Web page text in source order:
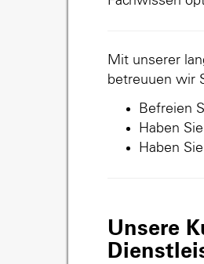
Mit unserer
betreuuen wir
Befreien
Haben
Haben
Unsere